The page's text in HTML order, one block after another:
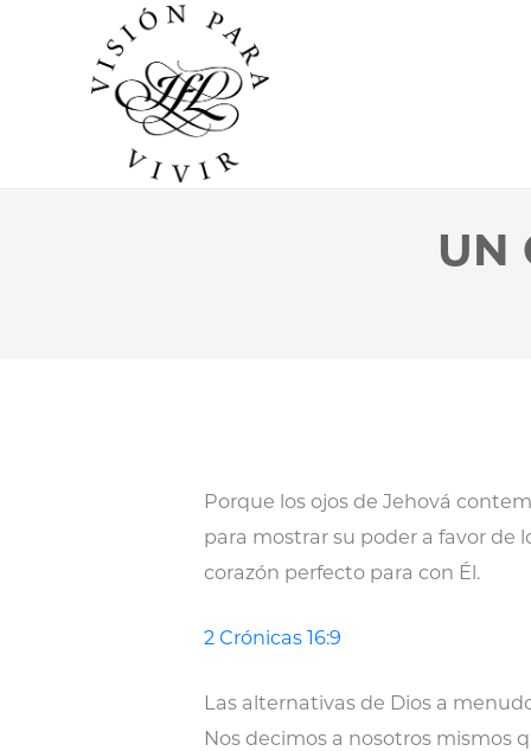
UN
Porque los ojos de Jehová
para mostrar su poder a favor de
corazón perfecto para con Él.
2 Crónicas 16:9
Las alternativas de Dios a
Nos decimos a nosotros mismos